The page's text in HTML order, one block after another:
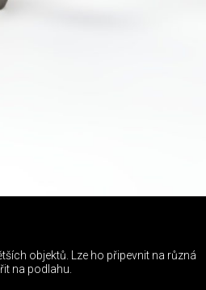
objektů. Lze ho připevnit na různá
na podlahu.